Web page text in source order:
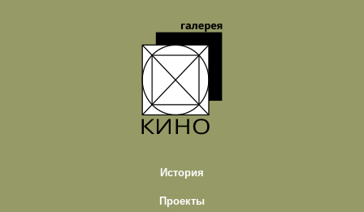
История
Проекты